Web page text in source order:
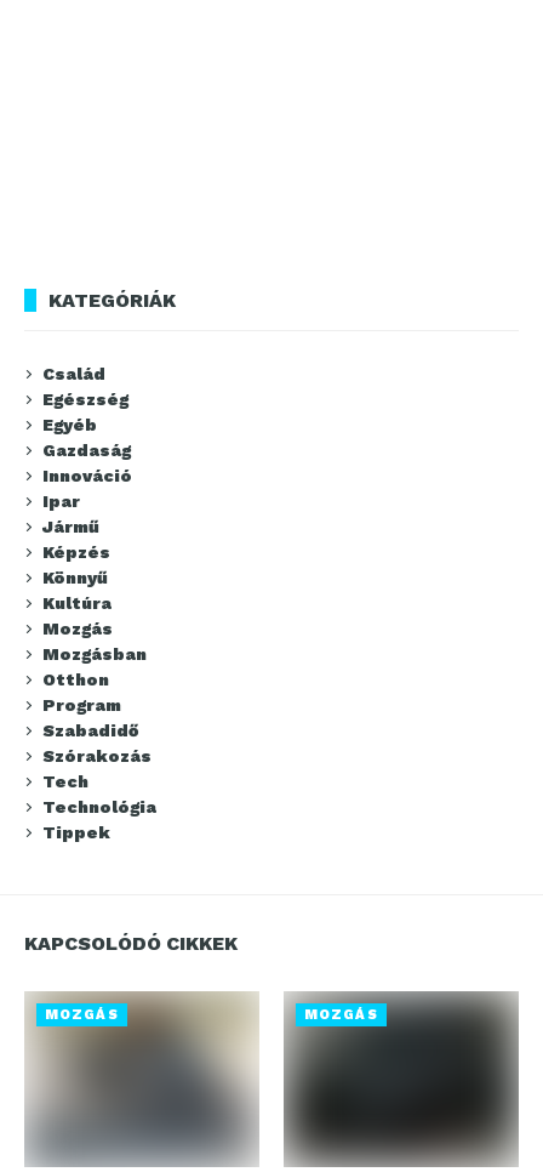
KATEGÓRIÁK
Család
Egészség
Egyéb
Gazdaság
Innováció
Ipar
Jármű
Képzés
Könnyű
Kultúra
Mozgás
Mozgásban
Otthon
Program
Szabadidő
Szórakozás
Tech
Technológia
Tippek
KAPCSOLÓDÓ CIKKEK
MOZGÁS MOZGÁS